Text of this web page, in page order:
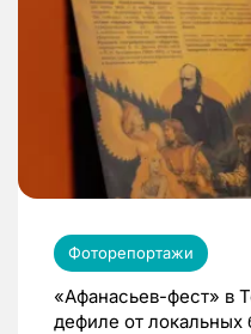
Фоторепортажи
«Афанасьев-фест» в
дефиле от локальных